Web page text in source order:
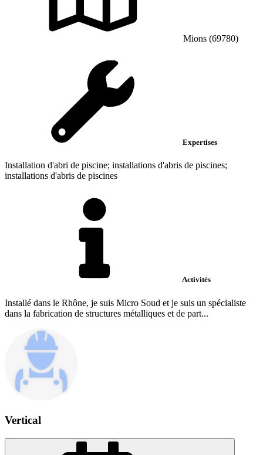
Mions (69780)
Expertises
Installation d'abri de piscine; installations d'abris de piscines;
installations d'abris de piscines
Activités
Installé dans le Rhône, je suis Micro Soud et je suis un spécialiste
dans la fabrication de structures métalliques et de part...
Vertical